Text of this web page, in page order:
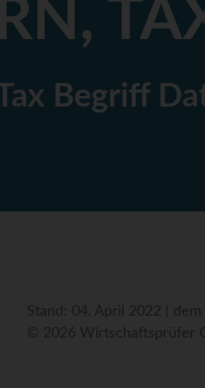
Begriff
Stand: 04. April 2022 |
© 2026 Wirtschaftsprüfer